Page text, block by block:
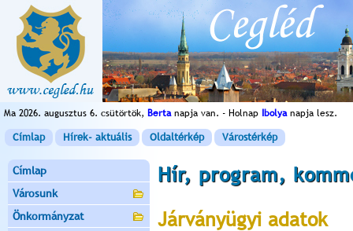
Ma 2026. augusztus 6. csütörtök, Bertanapja van. - Holnap Ibolyanapja lesz.
Címlap Hírek- aktuális Oldaltérkép Várostérkép
Címlap
Városunk
Önkormányzat
Hír, program,
Járványügyi adatok